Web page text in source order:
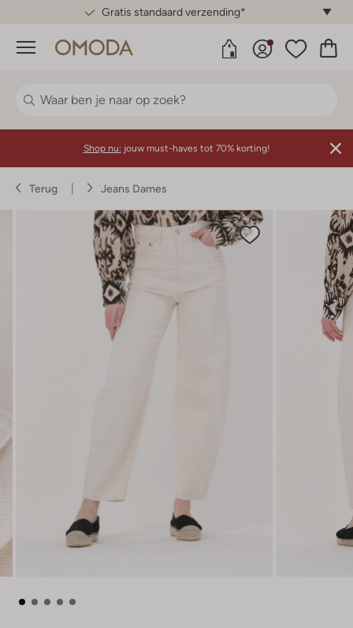
Gratis standaard verzending*
Menu
Shop nu: jouw must-haves tot 70% korting!
Terug Jeans Dames